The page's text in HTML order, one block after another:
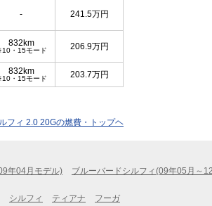
- 241.5万円
832km
・15モード 206.9万円
832km
・15モード 203.7万円
フィ 2.0 20Gの燃費・トップヘ
年04月モデル)
ブルーバードシルフィ(09年05月～
シルフィ ティアナ フーガ